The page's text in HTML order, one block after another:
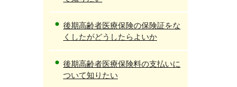
後期高齢者医療保険の保険証をな
くしたがどうしたらよいか
後期高齢者医療保険料の支払いに
ついて知りたい